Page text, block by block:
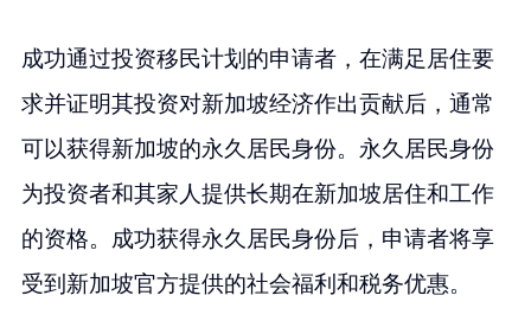
成功通过投资移民计划的申请者，在满足居住要
求并证明其投资对新加坡经济作出贡献后，通常
可以获得新加坡的永久居民身份。永久居民身份
为投资者和其家人提供长期在新加坡居住和工作
的资格。成功获得永久居民身份后，申请者将享
受到新加坡官方提供的社会福利和税务优惠。